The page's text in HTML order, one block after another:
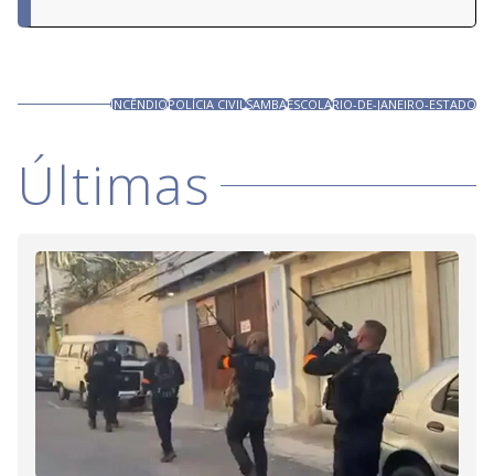
INCÊNDIOPOLÍCIA CIVILSAMBAESCOLARIO-DE-JANEIRO-ESTADO
Últimas